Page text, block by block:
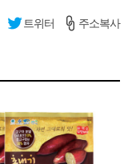
트위터 주소복사